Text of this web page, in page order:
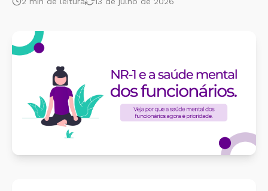
forma gratuita!